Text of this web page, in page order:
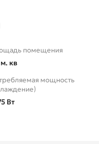
помещения
кв
мощность
Вт